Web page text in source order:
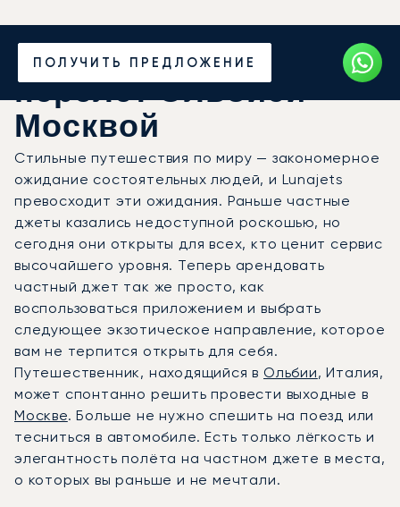
ПОЛУЧИТЬ ПРЕДЛОЖЕНИЕ
Закажите частный
перелёт Ольбией —
Москвой
Стильные путешествия по миру — закономерное
ожидание состоятельных людей, и Lunajets
превосходит эти ожидания. Раньше частные
джеты казались недоступной роскошью, но
сегодня они открыты для всех, кто ценит сервис
высочайшего уровня. Теперь арендовать
частный джет так же просто, как
воспользоваться приложением и выбрать
следующее экзотическое направление, которое
вам не терпится открыть для себя.
Путешественник, находящийся вОльбии, Италия,
может спонтанно решить провести выходные в
Москве. Больше не нужно спешить на поезд или
тесниться в автомобиле. Есть только лёгкость и
элегантность полёта на частном джете в места,
о которых вы раньше и не мечтали.